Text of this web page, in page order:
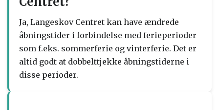
Ja, Langeskov Centret kan have ændrede
åbningstider i forbindelse med ferieperioder
som f.eks. sommerferie og vinterferie. Det er
altid godt at dobbelttjekke åbningstiderne i
disse perioder.